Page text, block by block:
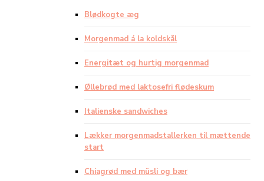
Blødkogte æg
Morgenmad á la koldskål
Energitæt og hurtig morgenmad
Øllebrød med laktosefri flødeskum
Italienske sandwiches
Lækker morgenmadstallerken til mættende
start
Chiagrød med müsli og bær